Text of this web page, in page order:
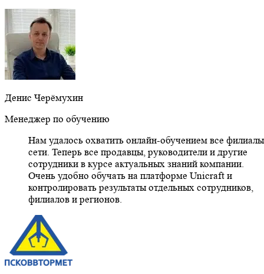
Денис Черёмухин
Менеджер по обучению
Нам удалось охватить онлайн-обучением все филиалы
сети. Теперь все продавцы, руководители и другие
сотрудники в курсе актуальных знаний компании.
Очень удобно обучать на платформе Unicraft и
контролировать результаты отдельных сотрудников,
филиалов и регионов.